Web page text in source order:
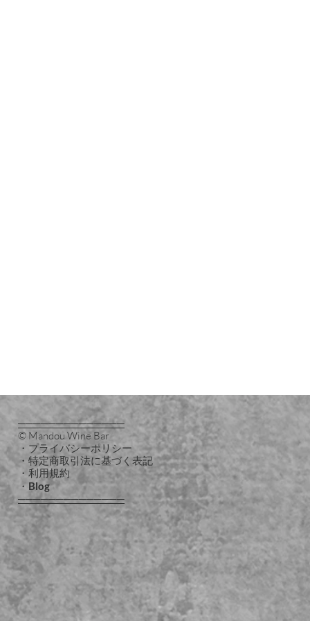
──────────────
© Mandou Wine Bar
・プライバシーポリシー
・特定商取引法に基づく表記
・利用規約
・ Blog
──────────────
相談
内（ホーム）
わせ
ブログ